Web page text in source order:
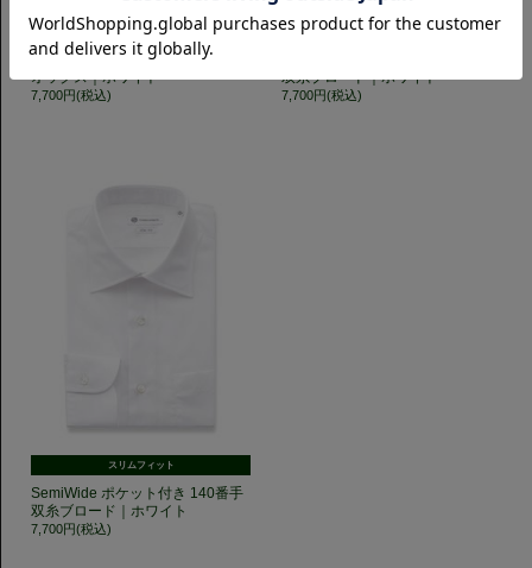
スリムフィット
SemiWide 140番手双糸ロイヤル
オックス｜ホワイト
7,700円(税込)
スリムフィット
双糸ブロード｜ホワイト
7,700円(税込)
スリムフィット
SemiWide ポケット付き 140番手
双糸ブロード｜ホワイト
7,700円(税込)